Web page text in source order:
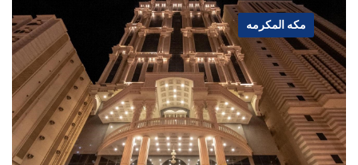
مكه المكرمه